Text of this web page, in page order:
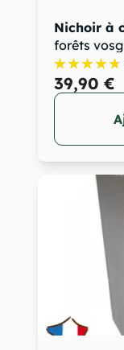
Nichoir à
forêts
...
39,90 €